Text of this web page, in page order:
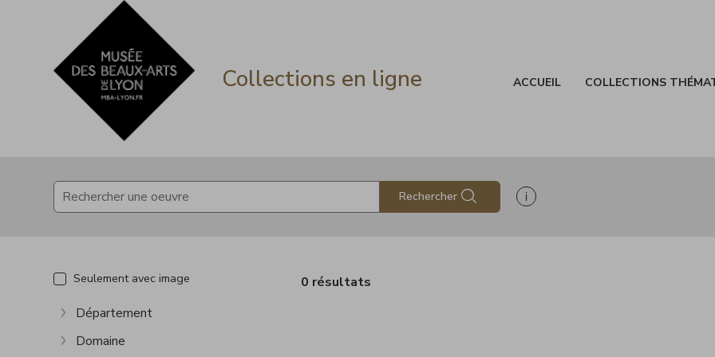
Accèder directement au contenu
Accèder directement au contenu
Collections en ligne ACCUEIL COLLECTIONS
Rechercher Afficher les informations d'aide à
Seulement avec image
Afficher plus
Département
Afficher plus
Domaine
0 résultats